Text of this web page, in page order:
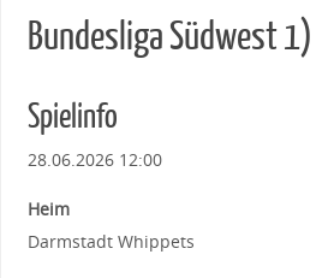
Bundesliga Südwest 1)
Spielinfo
28.06.2026 12:00
Heim
Darmstadt Whippets